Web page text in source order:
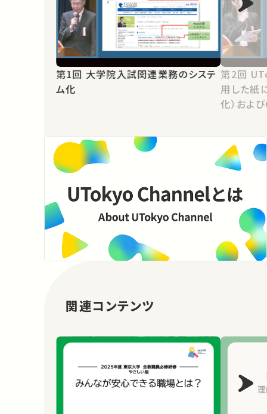
第1回 大学院入試関連業務のシステ
ム化
第2回 UTokyoアカウント認証を利
用した紙
化）およ
認処理の
関連コンテンツ